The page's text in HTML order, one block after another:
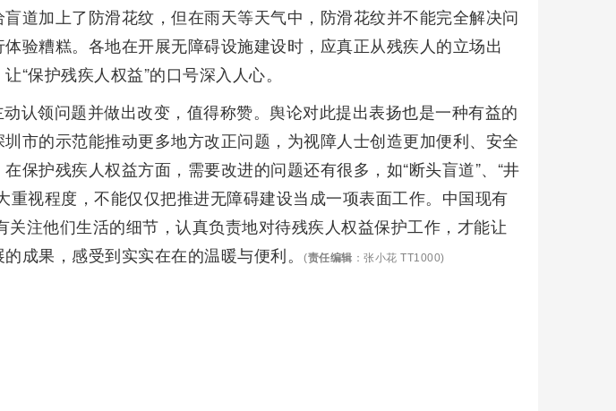
道加上了防滑花纹，但在雨天等天气中，防滑花纹并不能完全解决问
验糟糕。各地在开展无障碍设施建设时，应真正从残疾人的立场出
“保护残疾人权益”的口号深入人心。
认领问题并做出改变，值得称赞。舆论对此提出表扬也是一种有益的
市的示范能推动更多地方改正问题，为视障人士创造更加便利、安全
保护残疾人权益方面，需要改进的问题还有很多，如“断头盲道”、“井
重视程度，不能仅仅把推进无障碍建设当成一项表面工作。中国现有
关注他们生活的细节，认真负责地对待残疾人权益保护工作，才能让
成果，感受到实实在在的温暖与便利。
(责任编辑 ：张小花 TT1000)